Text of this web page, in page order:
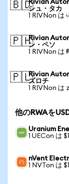
🇧🇩Rivian
シュ・タカ
1 RIVNon は
🇵🇭Rivian
ン・ペソ
1 RIVNon は
🇵🇱Rivian
ズロチ
1 RIVNon は
他のRWAを
Uranium
1 UECon は
nVent
1 NVTon は